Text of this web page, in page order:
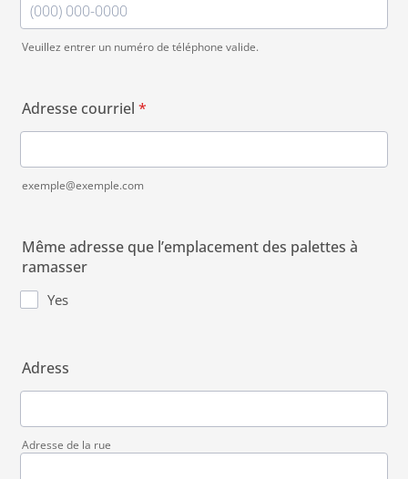
Veuillez entrer un numéro de téléphone valide.
Adresse courriel *
exemple@exemple.com
Même adresse que l’emplacement des palettes à
ramasser
Yes
Adress
Adresse de la rue